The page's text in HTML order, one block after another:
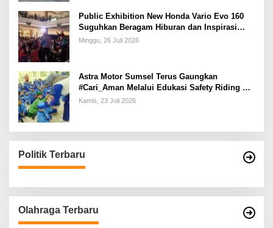
Public Exhibition New Honda Vario Evo 160
Suguhkan Beragam Hiburan dan Inspirasi
Modifikasi
Minggu, 26 Juli 2026
Astra Motor Sumsel Terus Gaungkan
#Cari_Aman Melalui Edukasi Safety Riding di
Sekolah
Kamis, 23 Juli 2026
Politik Terbaru
Olahraga Terbaru